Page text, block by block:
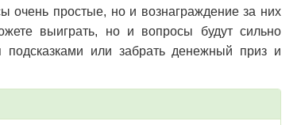
очень простые, но и вознаграждение за них
выиграть, но и вопросы будут сильно
подсказками или забрать денежный приз и